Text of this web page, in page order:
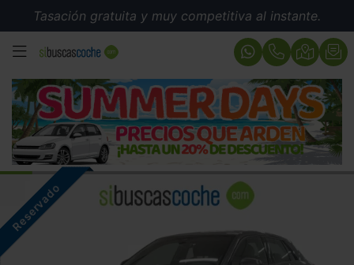
Tasación gratuita y muy competitiva al instante.
MENÚ